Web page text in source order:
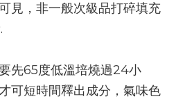
見，非一般次級品打碎填充
先65度低溫培燒過24小
可短時間釋出成分，氣味色